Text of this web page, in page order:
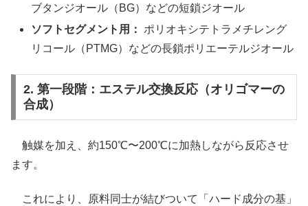
ブタンジオール（BG）などの短鎖ジオール
ソフトセグメント用：
ポリオキシテトラメチレング
リコール（PTMG）などの長鎖ポリエーテルジオール
2. 第一段階：エステル交換反応（オリゴマーの
合成）
触媒を加え、約150℃〜200℃に加熱しながら反応させ
ます。
これにより、原料同士が結びついて「ハード成分の基」